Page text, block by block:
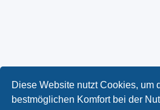
Diese Website nutzt Cookies, um
bestmöglichen Komfort bei der